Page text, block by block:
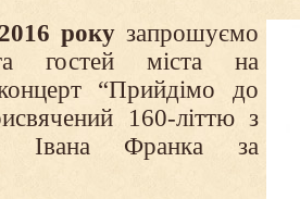
рокузапрошуємо
гостей міста на
“Прийдімо до
160-літтю з
Івана Франка за